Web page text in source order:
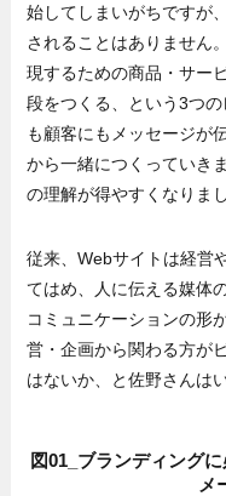
始してしまいがちですが
されることはありません
現するための商品・サー
段をつくる、という3つ
も顧客にもメッセージが
から一緒につくっていき
の理解が得やすくなりまし
従来、Webサイトは経営
てはめ、人に伝える媒体
コミュニケーションの形
営・企画から関わる方が
はないか、と佐野さんはい
図01_ブランディング
メ